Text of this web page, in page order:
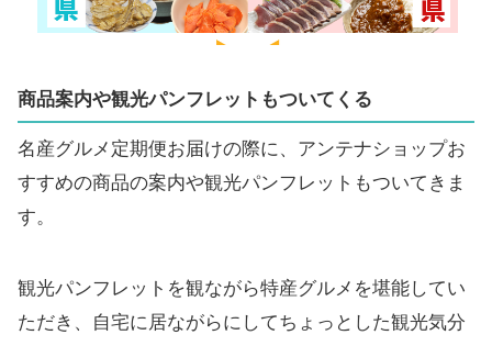
商品案内や観光パンフレットもついてくる
名産グルメ定期便お届けの際に、アンテナショップお
すすめの商品の案内や観光パンフレットもついてきま
す。
観光パンフレットを観ながら特産グルメを堪能してい
ただき、自宅に居ながらにしてちょっとした観光気分